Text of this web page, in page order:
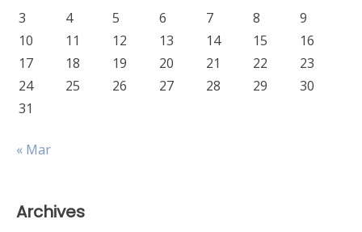
3
4 5 6 7 8
9
10
11 12 13 14 15
16
17
18 19 20 21 22
23
24
25 26 27 28 29
30
31
« Mar
Archives